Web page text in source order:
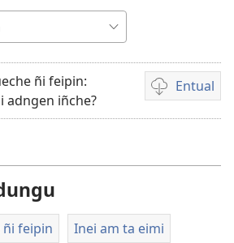
ñi feipin:
adngen iñche?
Entual
Chumngechi
entual
ñi feipin Inei am ta eimi